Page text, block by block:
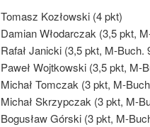
Tomasz Kozłowski (4 pkt)
Damian Włodarczak (3,5 pkt,
Rafał Janicki (3,5 pkt, M-Buch.
Paweł Wojtkowski (3,5 pkt, M-
Michał Tomczak (3 pkt, M-
Michał Skrzypczak (3 pkt, M-
Bogusław Górski (3 pkt, M-